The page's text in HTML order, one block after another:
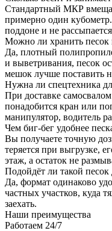
Стандартный МКР
примерно один
поддоне и не
Можно ли хранить песок
Да, плотный
и выветривания, песок
мешок лучше поставить
Нужна ли спецтехника
При доставке
понадобится кран или
манипулятор, водитель
Чем биг-бег удобнее
Вы получаете точную
теряется при выгрузке,
этаж, а остаток не
Подойдёт ли такой песок
Да, формат одинаково
частных участков, куда
заехать.
Наши преимущества
Работаем 24/7